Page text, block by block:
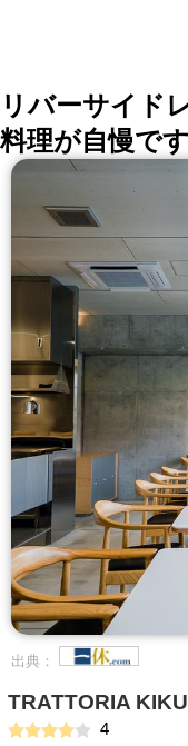
リバーサイド
料理が自慢です
出典：
TRATTORIA
4